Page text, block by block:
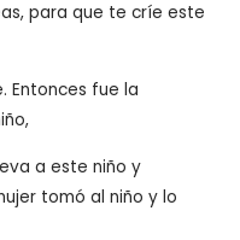
para que te críe este
Entonces fue la
a este niño y
tomó al niño y lo